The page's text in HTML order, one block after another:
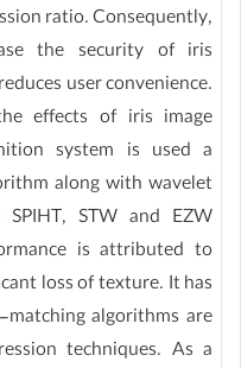
ratio. Consequently,
the security of iris
user convenience.
effects of iris image
system is used a
along with wavelet
STW and EZW
is attributed to
loss of texture. It has
algorithms are
techniques. As a